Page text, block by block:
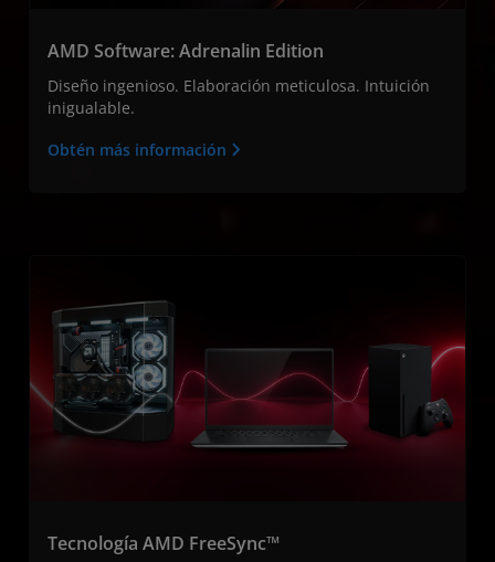
AMD Software: Adrenalin Edition
Diseño ingenioso. Elaboración meticulosa. Intuición
inigualable.
Obtén más información
Tecnología AMD FreeSync™